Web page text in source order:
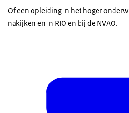
Of een opleiding in het hoger
nakijken en in RIO en bij de NVAO.